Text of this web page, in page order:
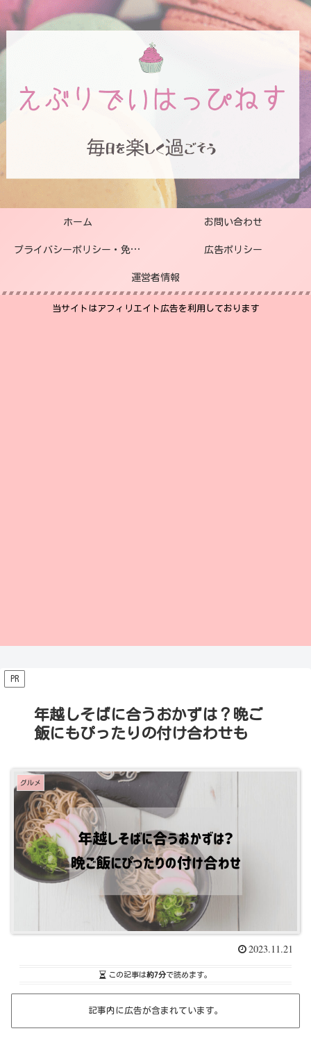
ホーム お問い合わせ
プライバシーポリシー・免責事項 広告ポリシー
運営者情報
当サイトはアフィリエイト広告を利用しております
PR
年越しそばに合うおかずは？晩ご
飯にもぴったりの付け合わせも
グルメ
2023.11.21
この記事は約7分で読めます。
記事内に広告が含まれています。